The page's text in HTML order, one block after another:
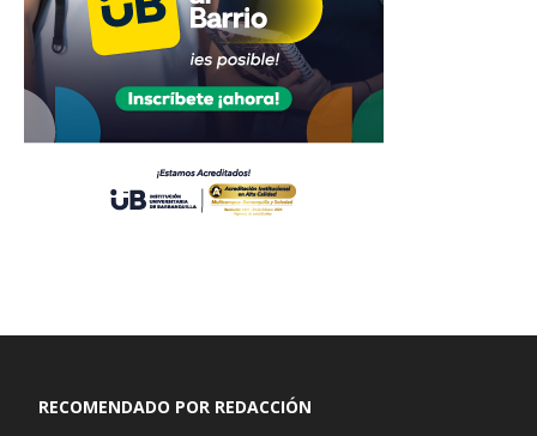
RECOMENDADO POR REDACCIÓN